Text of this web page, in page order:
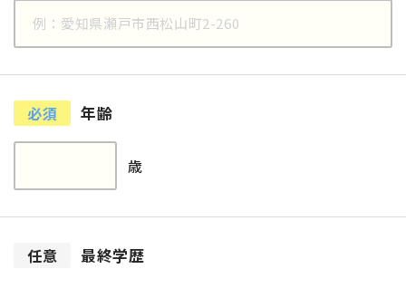
必須 年齢
歳
任意 最終学歴